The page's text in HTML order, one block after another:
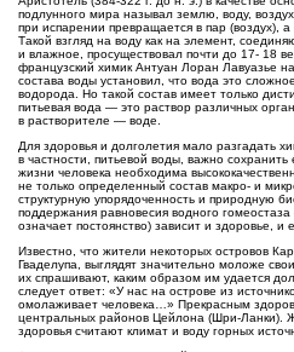
подлунного мира называл землю, воду,
при испарении превращается в пар (воздух),
Такой взгляд на воду как на элемент,
и влажное, просуществовал почти до 17- 18
французский химик Антуан Лоран Лавуазье
состава воды установил, что вода это
водорода. Но такой состав имеет только
питьевая вода — это раствор различных
в растворителе — воде.
Для здоровья и долголетия мало разгадать
в частности, питьевой воды, важно
жизни человека необходима
не только определенный состав макро- и
структурную упорядоченность и природную
поддержания равновесия водного
означает постоянство) зависит и здоровье, и
Известно, что жители некоторых островов
Гваделупа, выглядят значительно моложе
их спрашивают, каким образом им удается
следует ответ: «У нас на острове из
омолаживает человека…» Прекрасным
центральных районов Цейлона (Шри-Ланки).
здоровья считают климат и воду горных